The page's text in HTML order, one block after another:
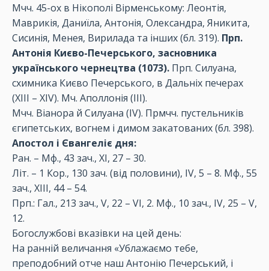
Мчч. 45-ох в Нікополі Вірменському: Леонтія,
Маврикія, Даниїла, Антонія, Олександра, Яникита,
Сисинія, Менея, Вирилада та інших (бл. 319). Прп.
Антонія Києво-Печерського, засновника
українського чернецтва (1073). Прп. Силуана,
схимника Києво Печерського, в Дальніх печерах
(ХІІІ – ХІV). Мч. Аполлонія (ІІІ).
Мчч. Віанора й Силуана (ІV). Прмчч. пустельників
єгипетських, вогнем і димом закатованих (бл. 398).
Апостол і Євангеліє дня:
Ран. – Мф., 43 зач., XI, 27 – 30.
Літ. – 1 Кор., 130 зач. (від половини), IV, 5 – 8. Мф., 55
зач., XIII, 44 – 54.
Прп.: Гал., 213 зач., V, 22 – VI, 2. Мф., 10 зач., IV, 25 – V,
12.
Богослужбові вказівки на цей день:
На ранній величання «Ублажаємо тебе,
преподобний отче наш Антонію Печерський, і